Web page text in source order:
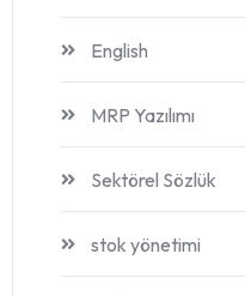
English
MRP Yazılımı
Sektörel Sözlük
stok yönetimi